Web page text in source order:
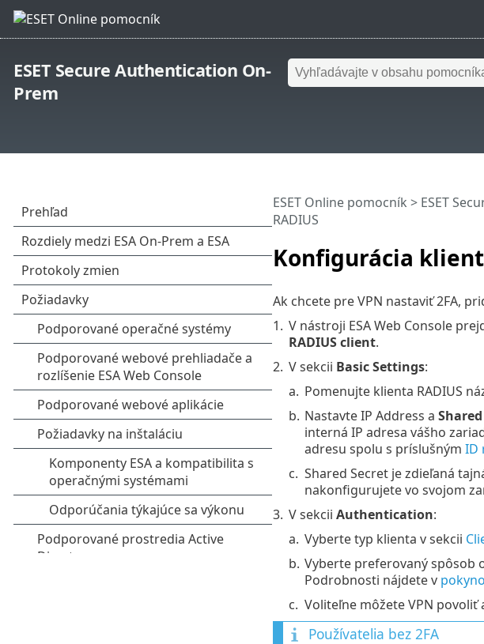
ESET Secure Authentication On-
Prem
Konfigurácia
ESET Online pomocník > ESET
RADIUS
Ak chcete pre VPN nastaviť 2FA,
1. V nástroji ESA Web Console
RADIUS client.
2. V sekcii Basic Settings:
a. Pomenujte klienta RADIUS
b. Nastavte IP Address a
interná IP adresa vášho
adresu spolu s príslušným ID
c. Shared Secret je zdieľaná
nakonfigurujete vo svojom
3. V sekcii Authentication:
a. Vyberte typ klienta v sekcii
b. Vyberte preferovaný spôsob
Podrobnosti nájdete v
c. Voliteľne môžete VPN povoliť
Používatelia bez 2FA